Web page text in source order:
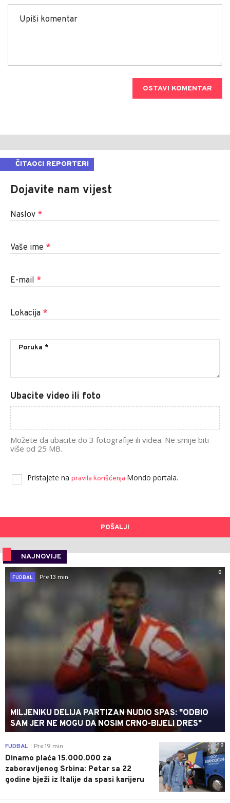
OSTAVI KOMENTAR
ČITAOCI REPORTERI
Dojavite nam vijest
Naslov *
Vaše ime *
E-mail *
Lokacija *
Ubacite video ili foto
Možete da ubacite do 3 fotografije ili videa. Ne smije biti
više od 25 MB.
Pristajete na pravila korišćenja Mondo portala.
POŠALJI
NAJNOVIJE
0
FUDBAL
Pre 13 min
MILJENIKU DELIJA PARTIZAN NUDIO SPAS: "ODBIO
SAM JER NE MOGU DA NOSIM CRNO-BIJELI DRES"
0
FUDBAL Pre 19 min
Dinamo plaća 15.000.000 za
zaboravljenog Srbina: Petar sa 22
godine bježi iz Italije da spasi karijeru